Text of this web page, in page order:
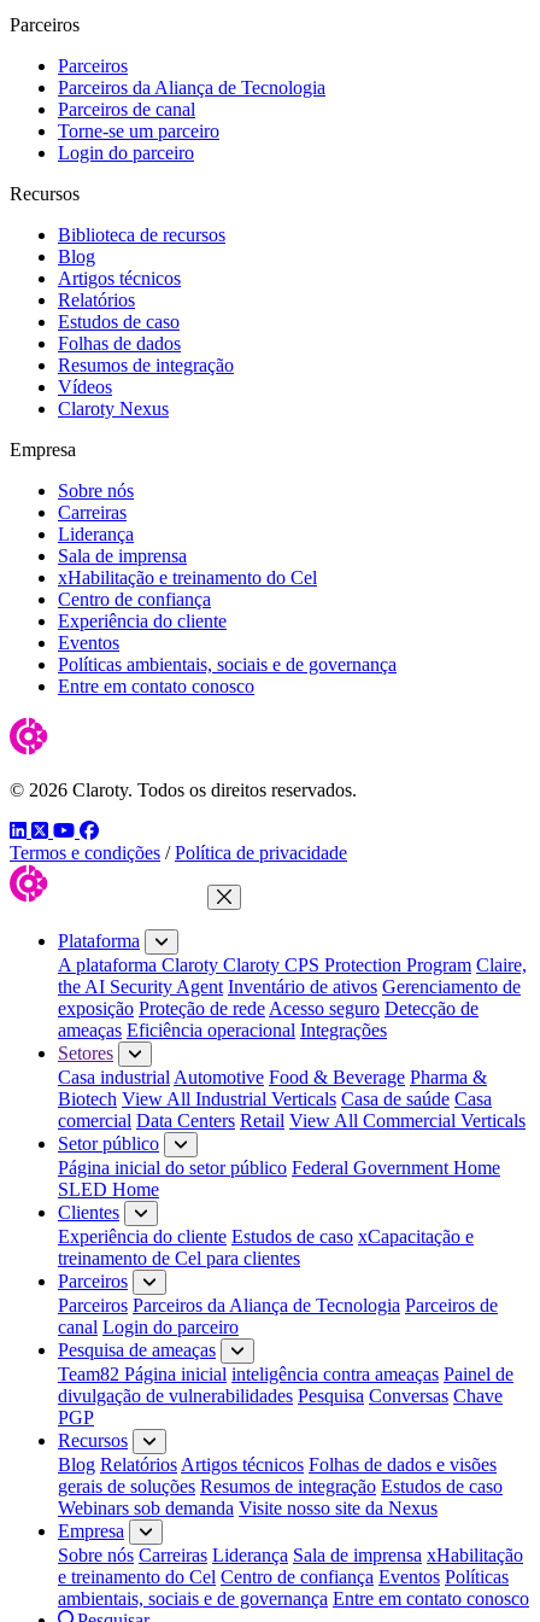
Parceiros
Parceiros
Parceiros da Aliança de Tecnologia
Parceiros de canal
Torne-se um parceiro
Login do parceiro
Recursos
Biblioteca de recursos
Blog
Artigos técnicos
Relatórios
Estudos de caso
Folhas de dados
Resumos de integração
Vídeos
Claroty Nexus
Empresa
Sobre nós
Carreiras
Liderança
Sala de imprensa
xHabilitação e treinamento do Cel
Centro de confiança
Experiência do cliente
Eventos
Políticas ambientais, sociais e de governança
Entre em contato conosco
© 2026 Claroty. Todos os direitos reservados.
LinkedIn
TwitterYouTube
Facebook
Termos e condições / Política de privacidade
Fechar menu
Plataforma
A plataforma Claroty Claroty CPS Protection Program Claire,
the AI Security Agent Inventário de ativos Gerenciamento de
exposição Proteção de rede Acesso seguro Detecção de
ameaças Eficiência operacional Integrações
Setores
Casa industrial Automotive Food & Beverage Pharma &
Biotech View All Industrial Verticals Casa de saúde Casa
comercial Data Centers Retail View All Commercial Verticals
Setor público
Página inicial do setor público Federal Government Home
SLED Home
Clientes
Experiência do cliente Estudos de caso xCapacitação e
treinamento de Cel para clientes
Parceiros
Parceiros Parceiros da Aliança de Tecnologia Parceiros de
canal Login do parceiro
Pesquisa de ameaças
Team82 Página inicial inteligência contra ameaças Painel de
divulgação de vulnerabilidades Pesquisa Conversas Chave
PGP
Recursos
Blog Relatórios Artigos técnicos Folhas de dados e visões
gerais de soluções Resumos de integração Estudos de caso
Webinars sob demanda Visite nosso site da Nexus
Empresa
Sobre nós Carreiras Liderança Sala de imprensa xHabilitação
e treinamento do Cel Centro de confiança Eventos Políticas
ambientais, sociais e de governança Entre em contato conosco